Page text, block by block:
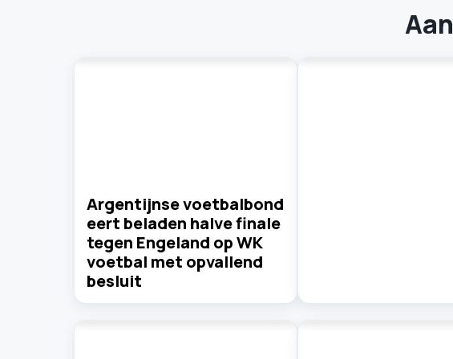
Argentijnse voetbalbond
eert beladen halve finale
tegen Engeland op WK
voetbal met opvallend
besluit